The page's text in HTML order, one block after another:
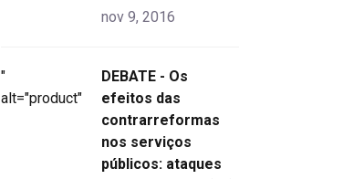
nov 9, 2016
"
alt="product">
DEBATE - Os
efeitos das
contrarreformas
nos serviços
públicos: ataques